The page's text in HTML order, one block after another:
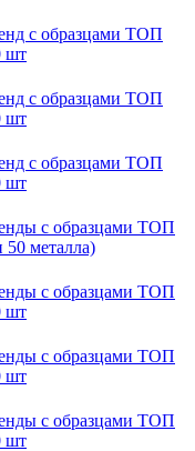
с образцами ТОП
шт
с образцами ТОП
шт
с образцами ТОП
шт
с образцами ТОП
50 металла)
с образцами ТОП
шт
с образцами ТОП
шт
с образцами ТОП
шт